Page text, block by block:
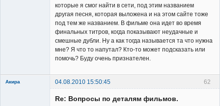
которые я смог найти в сети, под этим названием
другая песня, которая выложена и на этом сайте тоже
под тем же названием. В фильме она идет во время
финальных титров, когда показывают неудачные и
смешные дубли. Ну а как тогда называется та что нужна
мне? Я что то напутал? Кто-то может подсказать или
помочь? Буду очень признателен.
62
Акира 04.08.2010 15:50:45
Re: Вопросы по деталям фильмов.